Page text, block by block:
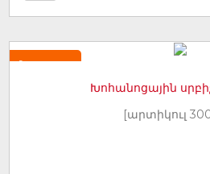
Նորույթ
Խոհանոցային
[արտիկուլ